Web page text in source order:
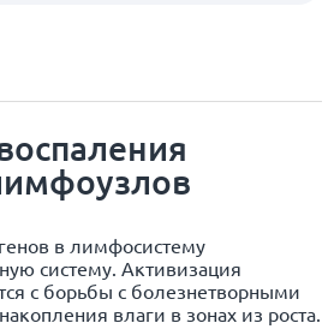
в лимфосистему
систему. Активизация
с борьбы с болезнетворными
влаги в зонах из роста.